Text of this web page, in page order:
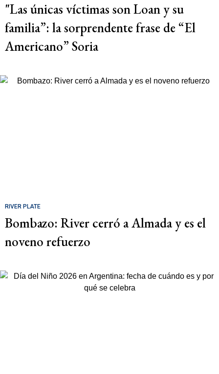
"Las únicas víctimas son Loan y su
familia”: la sorprendente frase de “El
Americano” Soria
RIVER PLATE
Bombazo: River cerró a Almada y es el
noveno refuerzo